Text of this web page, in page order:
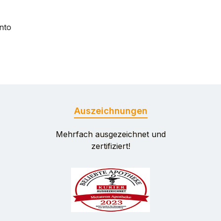
Auszeichnungen
Mehrfach ausgezeichnet und
zertifiziert!